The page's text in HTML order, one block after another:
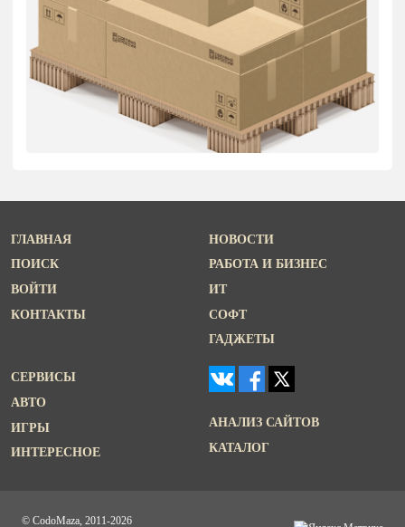
ГЛАВНАЯ
ПОИСК
ВОЙТИ
КОНТАКТЫ
НОВОСТИ
РАБОТА И БИЗНЕС
ИТ
СОФТ
ГАДЖЕТЫ
СЕРВИСЫ
АВТО
ИГРЫ
ИНТЕРЕСНОЕ
АНАЛИЗ САЙТОВ
КАТАЛОГ
© CodoMaza, 2011-2026